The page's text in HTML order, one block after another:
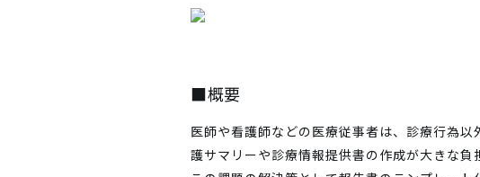
■概要
医師や看護師などの医療従事者は、診療行為
護サマリーや診療情報提供書の作成が大きな負